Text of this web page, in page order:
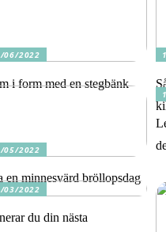
06/2022
i form med en stegbänk
05/2022
en minnesvärd bröllopsdag
03/2022
du din nästa